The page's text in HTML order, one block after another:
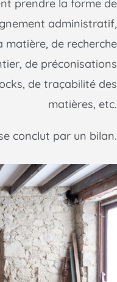
prendre la forme de
administratif,
matière, de recherche
de préconisations
de traçabilité des
matières, etc.
conclut par un bilan.